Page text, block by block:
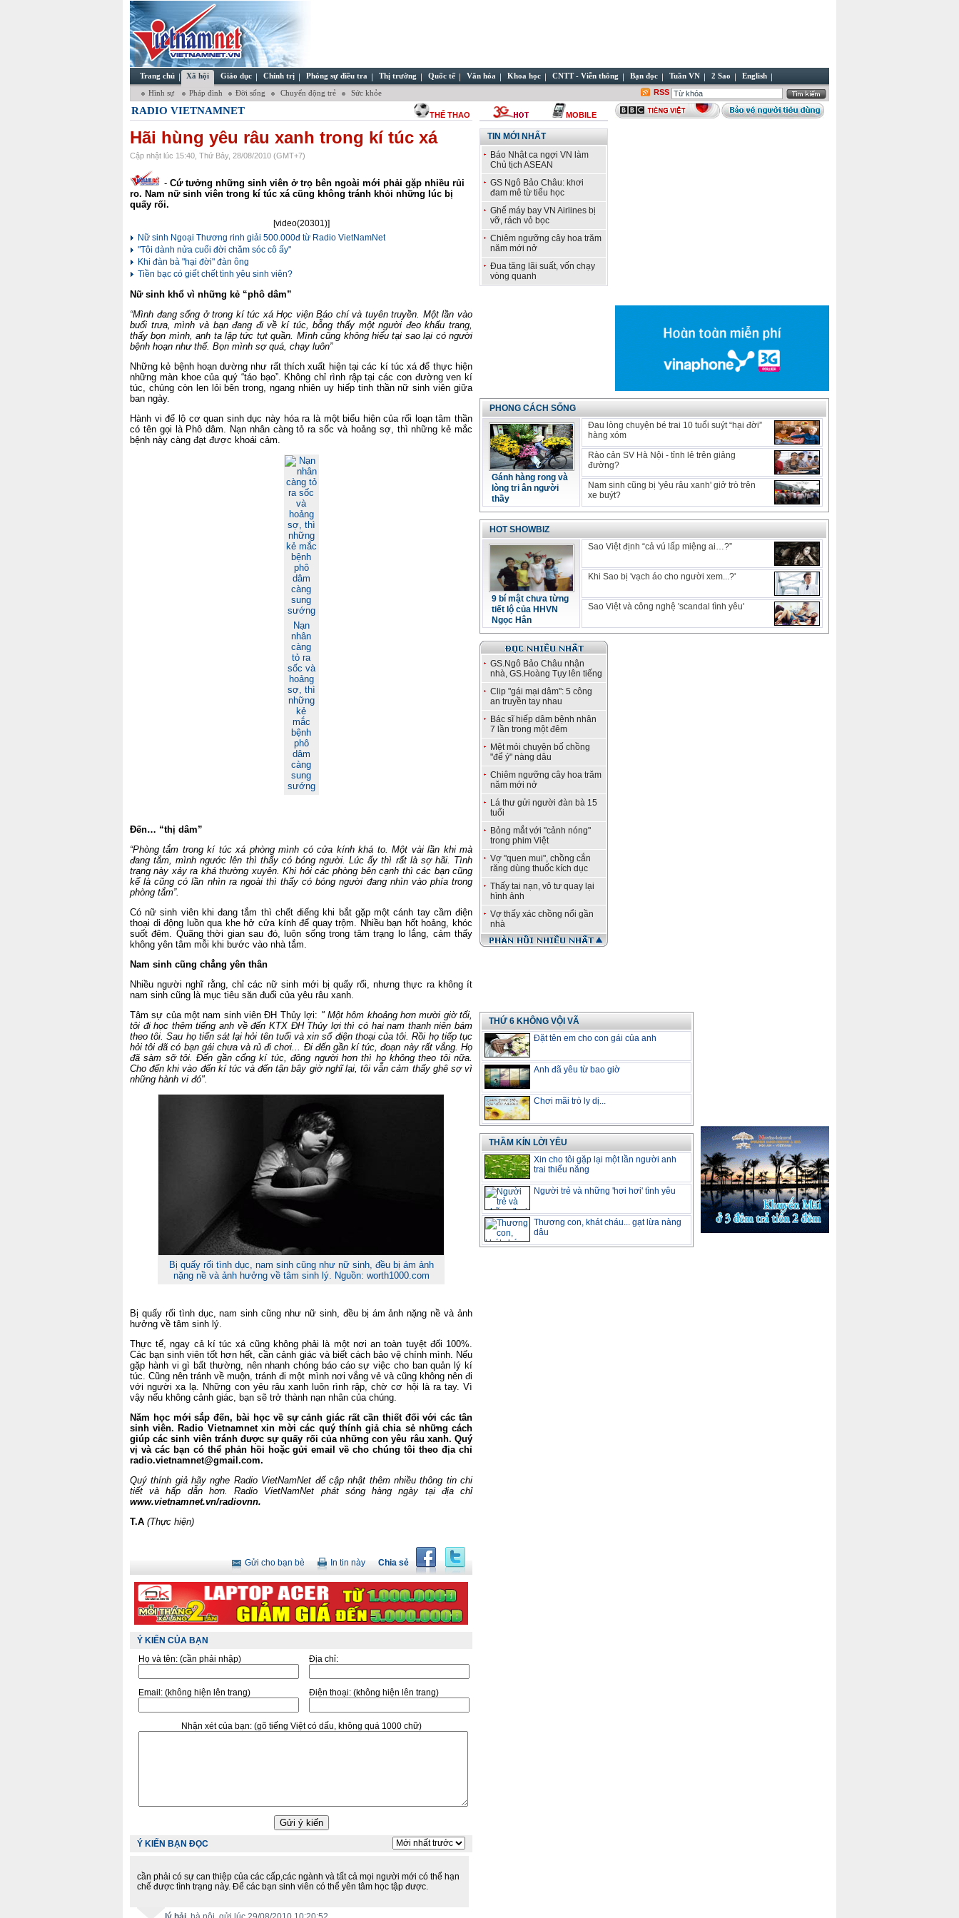
Trang chủ Xã hội Giáo dục Chính trị Phóng sự điều tra Thị trường Quốc tế Văn hóa Khoa học CNTT - Viễn thông Bạn đọc Tuần VN 2 Sao English
Hình sự Pháp đình Đời sống Chuyển động trẻ Sức khỏe RSS
RADIO VIETNAMNET THỂ THAO MOBILE
Hãi hùng yêu râu xanh trong kí túc xá
Cập nhật lúc 15:40, Thứ Bảy, 28/08/2010 (GMT+7)
- Cứ tưởng những sinh viên ở trọ bên ngoài mới phải gặp nhiều rủi
ro. Nam nữ sinh viên trong kí túc xá cũng không tránh khỏi những lúc bị
quấy rối.
[video(20301)]
Nữ sinh Ngoại Thương rinh giải 500.000đ từ Radio VietNamNet
"Tôi dành nửa cuối đời chăm sóc cô ấy"
Khi đàn bà "hại đời" đàn ông
Tiền bạc có giết chết tình yêu sinh viên?
Nữ sinh khổ vì những kẻ “phô dâm”
“Mình đang sống ở trong kí túc xá Học viện Báo chí và tuyên truyền. Một lần vào
buổi trưa, mình và bạn đang đi về kí túc, bỗng thấy một người đeo khẩu trang,
thấy bọn mình, anh ta lập tức tụt quần. Mình cũng không hiểu tại sao lại có người
bệnh hoạn như thế. Bọn mình sợ quá, chạy luôn”
Những kẻ bệnh hoạn dường như rất thích xuất hiện tại các kí túc xá để thực hiện
những màn khoe của quý “táo bạo”. Không chỉ rình rập tại các con đường ven kí
túc, chúng còn len lỏi bên trong, ngang nhiên uy hiếp tinh thần nữ sinh viên giữa
ban ngày.
Hành vi để lộ cơ quan sinh dục này hóa ra là một biểu hiện của rối loạn tâm thần
có tên gọi là Phô dâm. Nạn nhân càng tỏ ra sốc và hoảng sợ, thì những kẻ mắc
bệnh này càng đạt được khoái cảm.
Nạn
nhân
càng
tỏ ra
sốc và
hoảng
sợ, thì
những
kẻ
mắc
bệnh
phô
dâm
càng
sung
sướng
Đến… “thị dâm”
“Phòng tắm trong kí túc xá phòng mình có cửa kính khá to. Một vài lần khi mà
đang tắm, mình ngước lên thì thấy có bóng người. Lúc ấy thì rất là sợ hãi. Tình
trạng này xảy ra khá thường xuyên. Khi hỏi các phòng bên cạnh thì các bạn cũng
kể là cũng có lần nhìn ra ngoài thì thấy có bóng người đang nhìn vào phía trong
phòng tắm”.
Có nữ sinh viên khi đang tắm thì chết điếng khi bắt gặp một cánh tay cầm điện
thoại di động luồn qua khe hở cửa kính để quay trộm. Nhiều bạn hốt hoảng, khóc
suốt đêm. Quãng thời gian sau đó, luôn sống trong tâm trạng lo lắng, cảm thấy
không yên tâm mỗi khi bước vào nhà tắm.
Nam sinh cũng chẳng yên thân
Nhiều người nghĩ rằng, chỉ các nữ sinh mới bị quấy rối, nhưng thực ra không ít
nam sinh cũng là mục tiêu săn đuổi của yêu râu xanh.
Tâm sự của một nam sinh viên ĐH Thủy lợi: " Một hôm khoảng hơn mười giờ tối,
tôi đi học thêm tiếng anh về đến KTX ĐH Thủy lợi thì có hai nam thanh niên bám
theo tôi. Sau họ tiến sát lại hỏi tên tuổi và xin số điện thoại của tôi. Rồi họ tiếp tục
hỏi tôi đã có bạn gái chưa và rủ đi chơi... Đi đến gần kí túc, đoạn này rất vắng. Họ
đã sàm sỡ tôi. Đến gần cổng kí túc, đông người hơn thì họ không theo tôi nữa.
Cho đến khi vào đến kí túc và đến tận bây giờ nghĩ lại, tôi vẫn cảm thấy ghê sợ vì
những hành vi đó".
Bị quấy rối tình dục, nam sinh cũng như nữ sinh, đều bị ám ảnh
nặng nề và ảnh hưởng về tâm sinh lý. Nguồn: worth1000.com
Bị quấy rối tình dục, nam sinh cũng như nữ sinh, đều bị ám ảnh nặng nề và ảnh
hưởng về tâm sinh lý.
Thực tế, ngay cả kí túc xá cũng không phải là một nơi an toàn tuyệt đối 100%.
Các bạn sinh viên tốt hơn hết, cần cảnh giác và biết cách bảo vệ chính mình. Nếu
gặp hành vi gì bất thường, nên nhanh chóng báo cáo sự việc cho ban quản lý kí
túc. Cũng nên tránh về muộn, tránh đi một mình nơi vắng vẻ và cũng không nên đi
với người xa lạ. Những con yêu râu xanh luôn rình rập, chờ cơ hội là ra tay. Vì
vậy nếu không cảnh giác, bạn sẽ trở thành nạn nhân của chúng.
Năm học mới sắp đến, bài học về sự cảnh giác rất cần thiết đối với các tân
sinh viên. Radio Vietnamnet xin mời các quý thính giả chia sẻ những cách
giúp các sinh viên tránh được sự quấy rối của những con yêu râu xanh. Quý
vị và các bạn có thể phản hồi hoặc gửi email về cho chúng tôi theo địa chỉ
radio.vietnamnet@gmail.com.
Quý thính giả hãy nghe Radio VietNamNet để cập nhật thêm nhiều thông tin chi
tiết và hấp dẫn hơn. Radio VietNamNet phát sóng hàng ngày tại địa chỉ
www.vietnamnet.vn/radiovnn.
T.A (Thực hiện)
Chia sẻ
In tin này
Gửi cho bạn bè
Ý KIẾN CỦA BẠN
Họ và tên: (cần phải nhập) Địa chỉ:
Email: (không hiện lên trang) Điện thoại: (không hiện lên trang)
Nhận xét của bạn: (gõ tiếng Việt có dấu, không quá 1000 chữ)
Ý KIẾN BẠN ĐỌC
cần phải có sự can thiệp của các cấp,các ngành và tất cả mọi người mới có thể hạn
chế được tình trạng này. Để các bạn sinh viên có thể yên tâm học tập được.
TIN MỚI NHẤT
Báo Nhật ca ngợi VN làm
Chủ tịch ASEAN
GS Ngô Bảo Châu: khơi
đam mê từ tiểu học
Ghế máy bay VN Airlines bị
vỡ, rách vỏ bọc
Chiêm ngưỡng cây hoa trăm
năm mới nở
Đua tăng lãi suất, vốn chạy
vòng quanh
PHONG CÁCH SỐNG
Gánh hàng rong và
lòng tri ân người
thầy
Đau lòng chuyện bé trai 10 tuổi suýt “hại đời”
hàng xóm
Rào cản SV Hà Nội - tỉnh lẻ trên giảng
đường?
Nam sinh cũng bị 'yêu râu xanh' giở trò trên
xe buýt?
HOT SHOWBIZ
9 bí mật chưa từng
tiết lộ của HHVN
Ngọc Hân
Sao Việt định “cả vú lấp miệng ai…?”
Khi Sao bị 'vạch áo cho người xem...?'
Sao Việt và công nghệ 'scandal tình yêu'
GS.Ngô Bảo Châu nhận
nhà, GS.Hoàng Tụy lên tiếng
Clip "gái mại dâm": 5 công
an truyền tay nhau
Bác sĩ hiếp dâm bệnh nhân
7 lần trong một đêm
Mệt mỏi chuyện bố chồng
"để ý" nàng dâu
Chiêm ngưỡng cây hoa trăm
năm mới nở
Lá thư gửi người đàn bà 15
tuổi
Bỏng mắt với "cảnh nóng"
trong phim Việt
Vợ "quen mui", chồng cắn
răng dùng thuốc kích dục
Thấy tai nạn, vô tư quay lại
hình ảnh
Vợ thấy xác chồng nổi gần
nhà
THỨ 6 KHÔNG VỘI VÃ
Đặt tên em cho con gái của anh
Anh đã yêu từ bao giờ
Chơi mãi trò ly dị...
THẦM KÍN LỜI YÊU
Xin cho tôi gặp lại một lần người anh
trai thiểu năng
Người trẻ và những 'hơi hơi' tình yêu
Thương con, khát cháu... gạt lừa nàng
dâu